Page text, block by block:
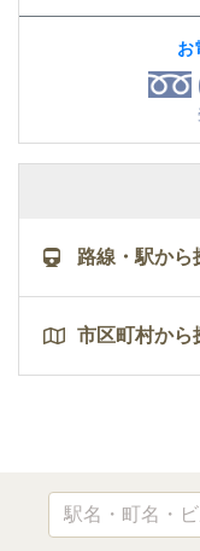
お
路線・駅から
市区町村から